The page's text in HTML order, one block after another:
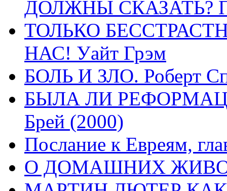
ДОЛЖНЫ СКАЗАТЬ?
ТОЛЬКО
НАС! Уайт Грэм
БОЛЬ И ЗЛО. Роберт
БЫЛА ЛИ
Брей (2000)
Послание к Евреям,
О ДОМАШНИХ